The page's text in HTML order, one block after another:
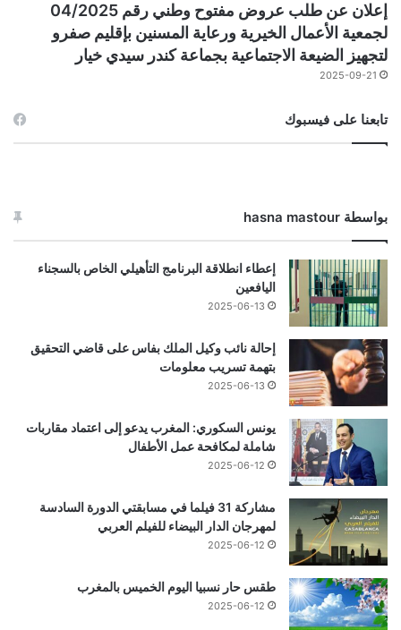
إعلان عن طلب عروض مفتوح وطني رقم 04/2025
لجمعية الأعمال الخيرية ورعاية المسنين بإقليم صفرو
لتجهيز الضيعة الاجتماعية بجماعة كندر سيدي خيار
2025-09-21
تابعنا على فيسبوك
بواسطة hasna mastour
إعطاء انطلاقة البرنامج التأهيلي الخاص بالسجناء
اليافعين
2025-06-13
إحالة نائب وكيل الملك بفاس على قاضي التحقيق
بتهمة تسريب معلومات
2025-06-13
يونس السكوري: المغرب يدعو إلى اعتماد مقاربات
شاملة لمكافحة عمل الأطفال
2025-06-12
مشاركة 31 فيلما في مسابقتي الدورة السادسة
لمهرجان الدار البيضاء للفيلم العربي
2025-06-12
طقس حار نسبيا اليوم الخميس بالمغرب
2025-06-12